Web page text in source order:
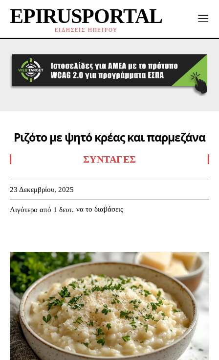
EPIRUSPORTAL
ΕΙΔΗΣΕΙΣ ΗΠΕΙΡΟΥ
Ριζότο με ψητό κρέας και παρμεζάνα
ΣΥΝΤΑΓΈΣ
23 Δεκεμβρίου, 2025
Λιγότερο από 1 δευτ. να το διαβάσεις